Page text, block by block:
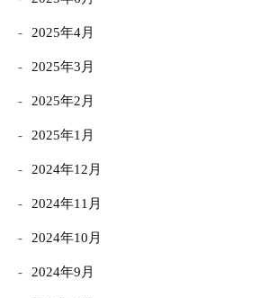
2025年4月
2025年3月
2025年2月
2025年1月
2024年12月
2024年11月
2024年10月
2024年9月